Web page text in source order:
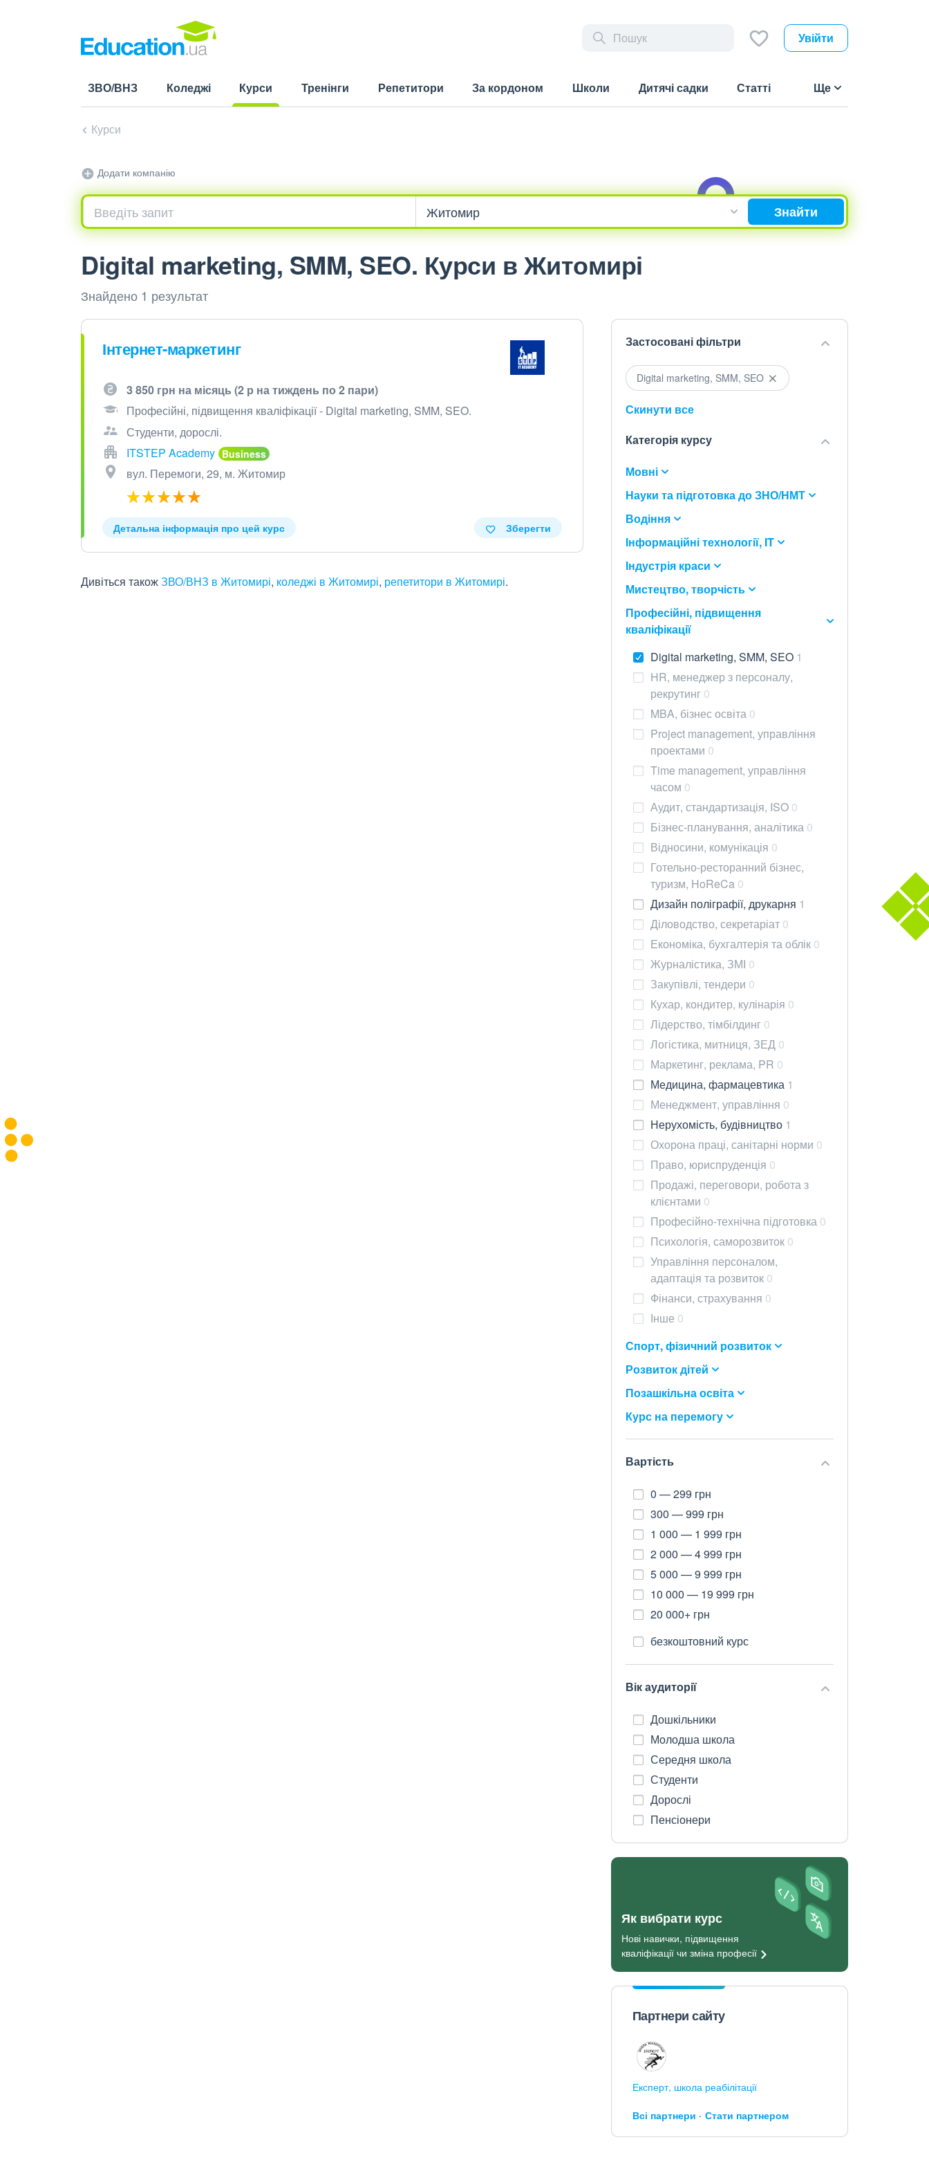
Увійти
ЗВО/ВНЗ Коледжі
Курси
Тренінги Репетитори За кордоном Школи Дитячі садки Статті Ще
Курси
Додати компанію
Знайти
Digital marketing, SMM, SEO. Курси в Житомирі
Знайдено 1 результат
Інтернет-маркетинг
3 850 грн на місяць (2 р на тиждень по 2 пари)
Професійні, підвищення кваліфікації - Digital marketing, SMM, SEO.
Студенти, дорослі.
ITSTEP Academy
вул. Перемоги, 29, м. Житомир
Детальна інформація про цей курс Зберегти
Дивіться такожЗВО/ВНЗ в Житомирі, коледжі в Житомирі, репетитори в Житомирі.
Застосовані фільтри
Digital marketing, SMM, SEO
Скинути все
Категорія курсу
Мовні
Науки та підготовка до ЗНО/НМТ
Водіння
Інформаційні технології, IT
Індустрія краси
Мистецтво, творчість
Професійні, підвищення
кваліфікації
Digital marketing, SMM, SEO 1
HR, менеджер з персоналу,
рекрутинг 0
MBA, бізнес освіта 0
Project management, управління
проектами 0
Time management, управління
часом 0
Аудит, стандартизація, ISO 0
Бізнес-планування, аналітика 0
Відносини, комунікація 0
Готельно-ресторанний бізнес,
туризм, HoReCa 0
Дизайн поліграфії, друкарня 1
Діловодство, секретаріат 0
Економіка, бухгалтерія та облік 0
Журналістика, ЗМІ 0
Закупівлі, тендери 0
Кухар, кондитер, кулінарія 0
Лідерство, тімбілдинг 0
Логістика, митниця, ЗЕД 0
Маркетинг, реклама, PR 0
Медицина, фармацевтика 1
Менеджмент, управління 0
Нерухомість, будівництво 1
Охорона праці, санітарні норми 0
Право, юриспруденція 0
Продажі, переговори, робота з
клієнтами 0
Професійно-технічна підготовка 0
Психологія, саморозвиток 0
Управління персоналом,
адаптація та розвиток 0
Фінанси, страхування 0
Інше 0
Спорт, фізичний розвиток
Розвиток дітей
Позашкільна освіта
Курс на перемогу
Вартість
0 — 299 грн
300 — 999 грн
1 000 — 1 999 грн
2 000 — 4 999 грн
5 000 — 9 999 грн
10 000 — 19 999 грн
20 000+ грн
безкоштовний курс
Вік аудиторії
Дошкільники
Молодша школа
Середня школа
Студенти
Дорослі
Пенсіонери
Як вибрати курс
Нові навички, підвищення
кваліфікації чи зміна професії
Партнери сайту
Експерт, школа реабілітації
Всі партнери Стати партнером